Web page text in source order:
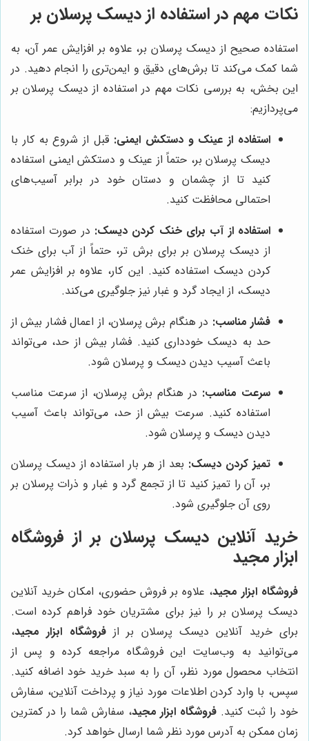
نکات مهم در استفاده از دیسک پرسلان بر
استفاده صحیح از دیسک پرسلان بر، علاوه بر افزایش عمر آن، به
شما کمک می‌کند تا برش‌های دقیق و ایمن‌تری را انجام دهید. در
این بخش، به بررسی نکات مهم در استفاده از دیسک پرسلان بر
می‌پردازیم:
استفاده از عینک و دستکش ایمنی: قبل از شروع به کار با
دیسک پرسلان بر، حتماً از عینک و دستکش ایمنی استفاده
کنید تا از چشمان و دستان خود در برابر آسیب‌های
احتمالی محافظت کنید.
استفاده از آب برای خنک کردن دیسک: در صورت استفاده
از دیسک پرسلان بر برای برش تر، حتماً از آب برای خنک
کردن دیسک استفاده کنید. این کار، علاوه بر افزایش عمر
دیسک، از ایجاد گرد و غبار نیز جلوگیری می‌کند.
فشار مناسب: در هنگام برش پرسلان، از اعمال فشار بیش از
حد به دیسک خودداری کنید. فشار بیش از حد، می‌تواند
باعث آسیب دیدن دیسک و پرسلان شود.
سرعت مناسب: در هنگام برش پرسلان، از سرعت مناسب
استفاده کنید. سرعت بیش از حد، می‌تواند باعث آسیب
دیدن دیسک و پرسلان شود.
تمیز کردن دیسک: بعد از هر بار استفاده از دیسک پرسلان
بر، آن را تمیز کنید تا از تجمع گرد و غبار و ذرات پرسلان بر
روی آن جلوگیری شود.
خرید آنلاین دیسک پرسلان بر از فروشگاه
ابزار مجید
فروشگاه ابزار مجید، علاوه بر فروش حضوری، امکان خرید آنلاین
دیسک پرسلان بر را نیز برای مشتریان خود فراهم کرده است.
برای خرید آنلاین دیسک پرسلان بر ازفروشگاه ابزار مجید،
می‌توانید به وب‌سایت این فروشگاه مراجعه کرده و پس از
انتخاب محصول مورد نظر، آن را به سبد خرید خود اضافه کنید.
سپس، با وارد کردن اطلاعات مورد نیاز و پرداخت آنلاین، سفارش
خود را ثبت کنید. فروشگاه ابزار مجید، سفارش شما را در کمترین
زمان ممکن به آدرس مورد نظر شما ارسال خواهد کرد.